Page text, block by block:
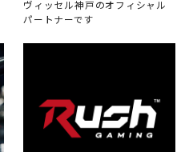
ヴィッセル神戸のオフィシャル
パートナーです